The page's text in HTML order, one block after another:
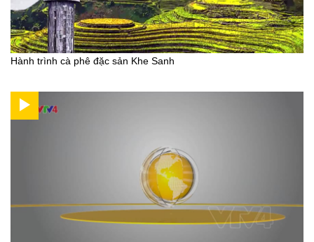
Hành trình cà phê đặc sản Khe Sanh